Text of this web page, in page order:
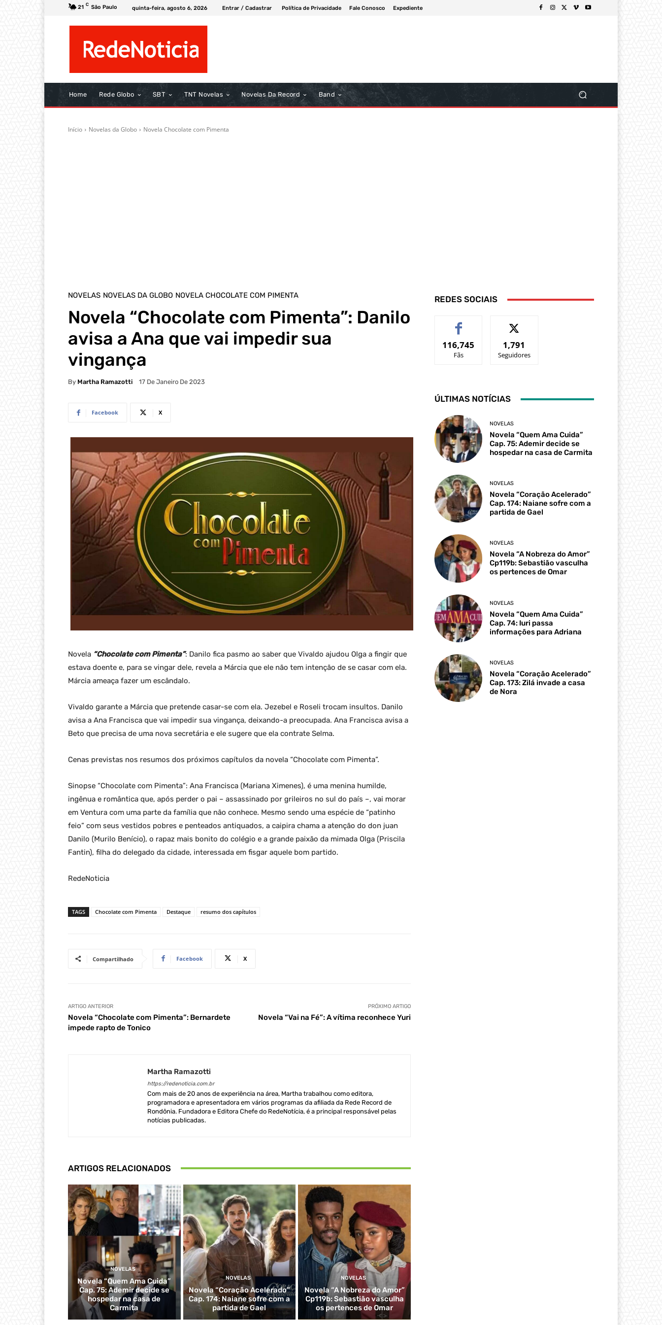
21 C São Paulo quinta-feira, agosto 6, 2026 Entrar / Cadastrar Política de Privacidade Fale Conosco Expediente
Home Rede Globo SBT TNT Novelas Novelas Da Record Band
Início Novelas da Globo Novela Chocolate com Pimenta
NOVELAS NOVELAS DA GLOBO NOVELA CHOCOLATE COM PIMENTA
Novela “Chocolate com Pimenta”: Danilo
avisa a Ana que vai impedir sua
vingança
By Martha Ramazotti 17 De Janeiro De 2023
Facebook X
Novela “Chocolate com Pimenta”: Danilo fica pasmo ao saber que Vivaldo ajudou Olga a fingir que
estava doente e, para se vingar dele, revela a Márcia que ele não tem intenção de se casar com ela.
Márcia ameaça fazer um escândalo.
Vivaldo garante a Márcia que pretende casar-se com ela. Jezebel e Roseli trocam insultos. Danilo
avisa a Ana Francisca que vai impedir sua vingança, deixando-a preocupada. Ana Francisca avisa a
Beto que precisa de uma nova secretária e ele sugere que ela contrate Selma.
Cenas previstas nos resumos dos próximos capítulos da novela “Chocolate com Pimenta”.
Sinopse “Chocolate com Pimenta”: Ana Francisca (Mariana Ximenes), é uma menina humilde,
ingênua e romântica que, após perder o pai – assassinado por grileiros no sul do país –, vai morar
em Ventura com uma parte da família que não conhece. Mesmo sendo uma espécie de “patinho
feio” com seus vestidos pobres e penteados antiquados, a caipira chama a atenção do don juan
Danilo (Murilo Benício), o rapaz mais bonito do colégio e a grande paixão da mimada Olga (Priscila
Fantin), filha do delegado da cidade, interessada em fisgar aquele bom partido.
RedeNoticia
TAGS Chocolate com Pimenta Destaque resumo dos capítulos
Compartilhado Facebook X
ARTIGO ANTERIOR
Novela “Chocolate com Pimenta”: Bernardete
impede rapto de Tonico
PRÓXIMO ARTIGO
Novela “Vai na Fé”: A vítima reconhece Yuri
Martha Ramazotti
https://redenoticia.com.br
Com mais de 20 anos de experiência na área, Martha trabalhou como editora,
programadora e apresentadora em vários programas da afiliada da Rede Record de
Rondônia. Fundadora e Editora Chefe do RedeNotícia, é a principal responsável pelas
notícias publicadas.
ARTIGOS RELACIONADOS
NOVELAS
Novela “Quem Ama Cuida”
Cap. 75: Ademir decide se
hospedar na casa de
Carmita
NOVELAS
Novela “Coração Acelerado”
Cap. 174: Naiane sofre com a
partida de Gael
NOVELAS
Novela “A Nobreza do Amor”
Cp119b: Sebastião vasculha
os pertences de Omar
REDES SOCIAIS
116,745
Fãs
1,791
Seguidores
ÚLTIMAS NOTÍCIAS
NOVELAS
Novela “Quem Ama Cuida”
Cap. 75: Ademir decide se
hospedar na casa de Carmita
NOVELAS
Novela “Coração Acelerado”
Cap. 174: Naiane sofre com a
partida de Gael
NOVELAS
Novela “A Nobreza do Amor”
Cp119b: Sebastião vasculha
os pertences de Omar
NOVELAS
Novela “Quem Ama Cuida”
Cap. 74: Iuri passa
informações para Adriana
NOVELAS
Novela “Coração Acelerado”
Cap. 173: Zilá invade a casa
de Nora